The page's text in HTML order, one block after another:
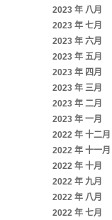
2023 年 八月
2023 年 七月
2023 年 六月
2023 年 五月
2023 年 四月
2023 年 三月
2023 年 二月
2023 年 一月
2022 年 十二月
2022 年 十一月
2022 年 十月
2022 年 九月
2022 年 八月
2022 年 七月